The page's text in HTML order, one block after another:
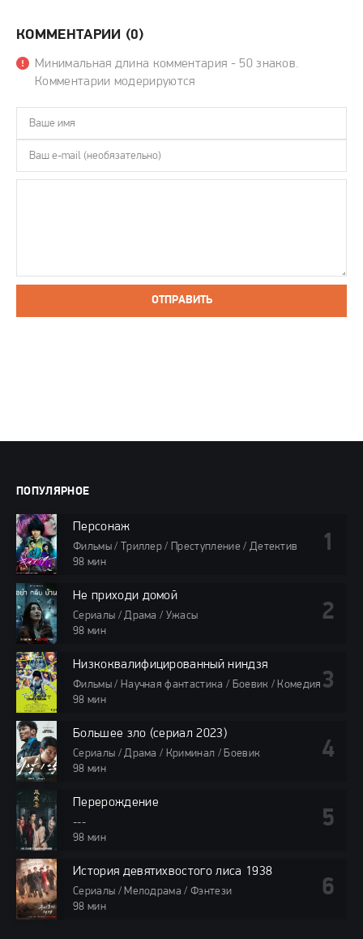
КОММЕНТАРИИ (0)
Минимальная длина комментария - 50 знаков.
Комментарии модерируются
ОТПРАВИТЬ
ПОПУЛЯРНОЕ
Персонаж
Фильмы / Триллер / Преступление / Детектив
98 мин
Не приходи домой
Сериалы / Драма / Ужасы
98 мин
Низкоквалифицированный ниндзя
Фильмы / Научная фантастика / Боевик / Комедия
98 мин
Большее зло (сериал 2023)
Сериалы / Драма / Криминал / Боевик
98 мин
Перерождение
---
98 мин
История девятихвостого лиса 1938
Сериалы / Мелодрама / Фэнтези
98 мин